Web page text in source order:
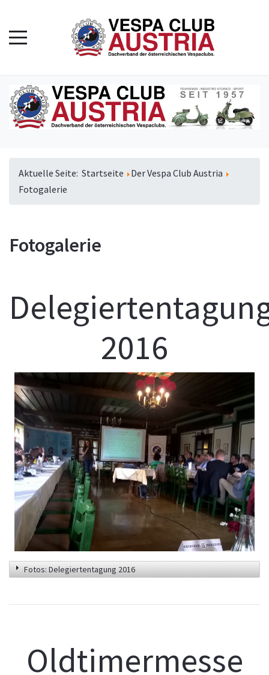
Aktuelle Seite: Startseite
Der Vespa Club Austria
Fotogalerie
Fotogalerie
2016
Fotos: Delegiertentagung 2016
Oldtimermesse